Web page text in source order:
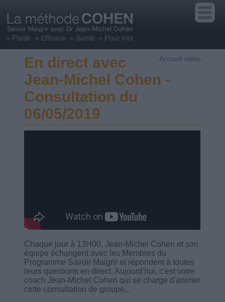
Accueil vidéo
En direct avec
Jean-Michel Cohen -
Consultation du
06/05/2019
Chaque jour à 13H00, Jean-Michel Cohen et son
équipe échangent avec les Membres du
Programme Savoir Maigrir et répondent à toutes
leurs questions en direct. Aujourd'hui, c'est votre
coach Jean-Michel Cohen qui se charge d'animer
cette consultation de groupe...